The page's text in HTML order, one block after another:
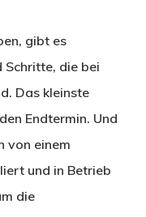
gibt es
Schritte, die bei
Das kleinste
Endtermin. Und
von einem
und in Betrieb
die